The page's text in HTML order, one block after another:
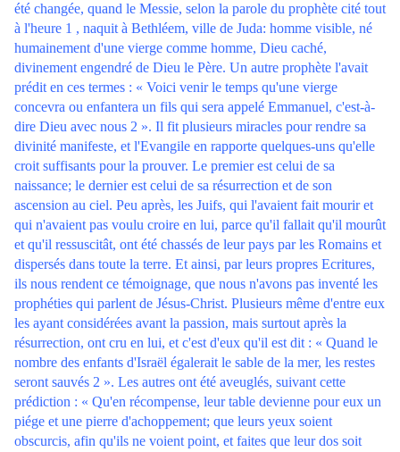
été changée, quand le Messie, selon la parole du prophète cité tout
à l'heure 1 , naquit à Bethléem, ville de Juda: homme visible, né
humainement d'une vierge comme homme, Dieu caché,
divinement engendré de Dieu le Père. Un autre prophète l'avait
prédit en ces termes : « Voici venir le temps qu'une vierge
concevra ou enfantera un fils qui sera appelé Emmanuel, c'est-à-
dire Dieu avec nous 2 ». Il fit plusieurs miracles pour rendre sa
divinité manifeste, et l'Evangile en rapporte quelques-uns qu'elle
croit suffisants pour la prouver. Le premier est celui de sa
naissance; le dernier est celui de sa résurrection et de son
ascension au ciel. Peu après, les Juifs, qui l'avaient fait mourir et
qui n'avaient pas voulu croire en lui, parce qu'il fallait qu'il mourût
et qu'il ressuscitât, ont été chassés de leur pays par les Romains et
dispersés dans toute la terre. Et ainsi, par leurs propres Ecritures,
ils nous rendent ce témoignage, que nous n'avons pas inventé les
prophéties qui parlent de Jésus-Christ. Plusieurs même d'entre eux
les ayant considérées avant la passion, mais surtout après la
résurrection, ont cru en lui, et c'est d'eux qu'il est dit : « Quand le
nombre des enfants d'Israël égalerait le sable de la mer, les restes
seront sauvés 2 ». Les autres ont été aveuglés, suivant cette
prédiction : « Qu'en récompense, leur table devienne pour eux un
piége et une pierre d'achoppement; que leurs yeux soient
obscurcis, afin qu'ils ne voient point, et faites que leur dos soit